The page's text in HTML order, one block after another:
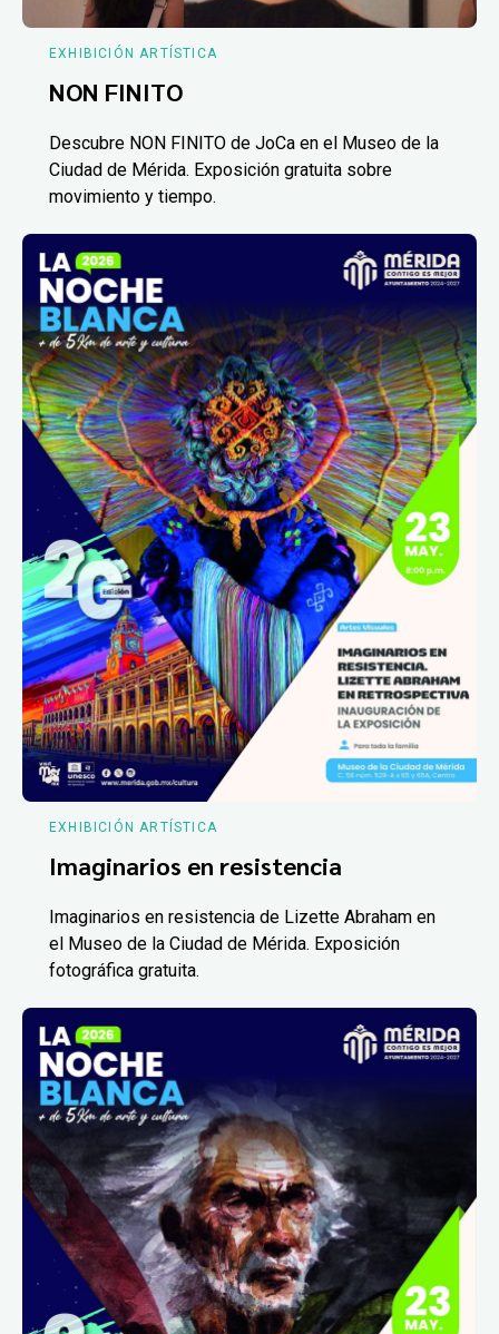
EXHIBICIÓN ARTÍSTICA
NON FINITO
Descubre NON FINITO de JoCa en el Museo de la
Ciudad de Mérida. Exposición gratuita sobre
movimiento y tiempo.
EXHIBICIÓN ARTÍSTICA
Imaginarios en resistencia
Imaginarios en resistencia de Lizette Abraham en
el Museo de la Ciudad de Mérida. Exposición
fotográfica gratuita.